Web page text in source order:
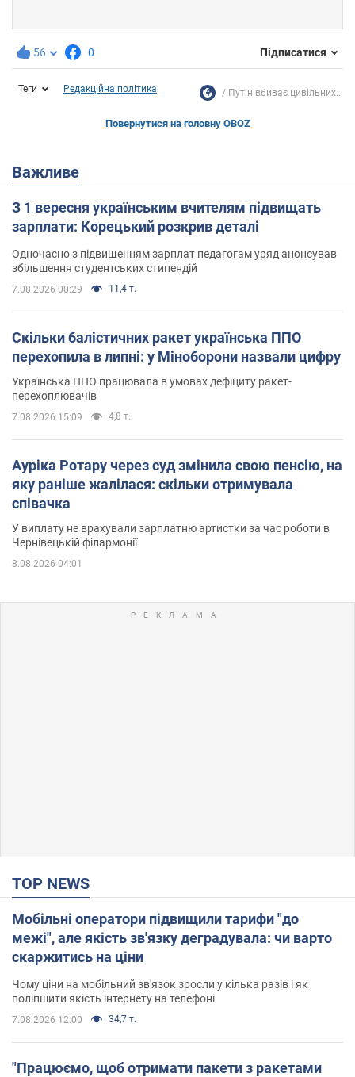
56 0 Підписатися
Теги Редакційна політика Путін вбиває цивільних...
Повернутися на головну OBOZ
Важливе
З 1 вересня українським вчителям підвищать
зарплати: Корецький розкрив деталі
Одночасно з підвищенням зарплат педагогам уряд анонсував
збільшення студентських стипендій
7.08.2026 00:29 11,4 т.
Скільки балістичних ракет українська ППО
перехопила в липні: у Міноборони назвали цифру
Українська ППО працювала в умовах дефіциту ракет-
перехоплювачів
7.08.2026 15:09 4,8 т.
Ауріка Ротару через суд змінила свою пенсію, на
яку раніше жалілася: скільки отримувала
співачка
У виплату не врахували зарплатню артистки за час роботи в
Чернівецькій філармонії
8.08.2026 04:01
TOP NEWS
Мобільні оператори підвищили тарифи "до
межі", але якість зв'язку деградувала: чи варто
скаржитись на ціни
Чому ціни на мобільний зв'язок зросли у кілька разів і як
поліпшити якість інтернету на телефоні
7.08.2026 12:00 34,7 т.
"Працюємо, щоб отримати пакети з ракетами